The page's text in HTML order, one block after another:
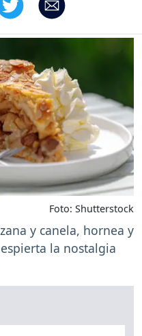
Foto: Shutterstock
y canela, hornea y
la nostalgia